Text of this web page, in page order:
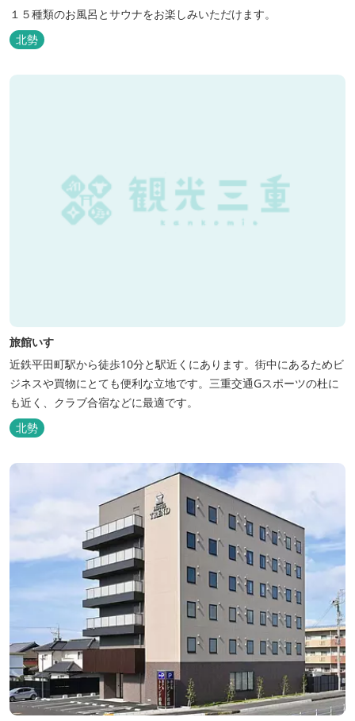
１５種類のお風呂とサウナをお楽しみいただけます。
北勢
旅館いすゞ
近鉄平田町駅から徒歩10分と駅近くにあります。街中にあるためビ
ジネスや買物にとても便利な立地です。三重交通Gスポーツの杜に
も近く、クラブ合宿などに最適です。
北勢